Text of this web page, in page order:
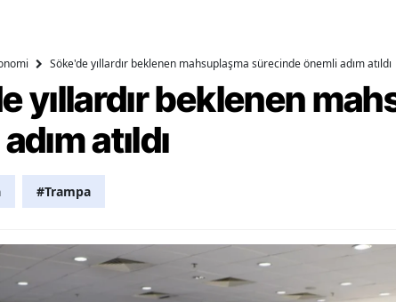
Zonguldak
Aksaray
Bayburt
Şırnak
Söke'de yıllardır beklenen mahsuplaşma sürecinde önemli adım atıldı
yıllardır beklenen
atıldı
#Trampa